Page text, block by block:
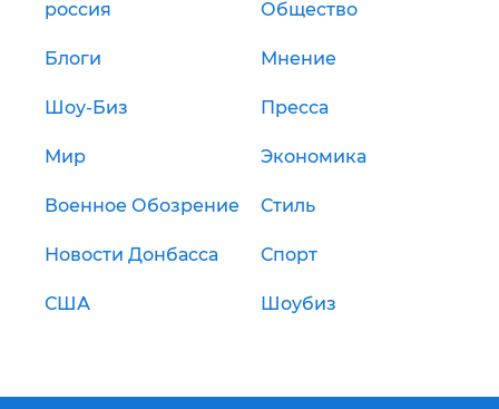
россия Общество
Блоги Мнение
Шоу-Биз Пресса
Мир Экономика
Военное Обозрение Стиль
Новости Донбасса Спорт
США Шоубиз